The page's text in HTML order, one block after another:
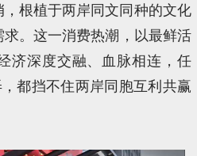
根植于两岸同文同种的文化
。这一消费热潮，以最鲜活
济深度交融、血脉相连，任
都挡不住两岸同胞互利共赢